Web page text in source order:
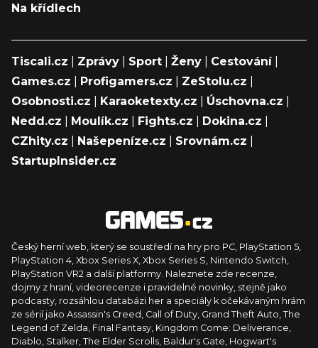
Na křídlech
Tiscali.cz Zprávy Sport Ženy Cestování|
Games.cz
Profigamers.cz ZeStolu.cz
Osobnosti.cz
Karaoketexty.cz Úschovna.cz
Nedd.cz
Moulík.cz Fights.cz Dokina.cz
CZhity.cz
Našepeníze.cz Srovnám.cz
StartupInsider.cz
Český herní web, který se soustředí na hry pro PC, PlayStation 5,
PlayStation 4, Xbox Series X, Xbox Series S, Nintendo Switch,
PlayStation VR2 a další platformy. Naleznete zde recenze,
dojmy z hraní, videorecenze i pravidelné novinky, stejně jako
podcasty, rozsáhlou databázi her a speciály k očekávaným hrám
ze sérií jako Assassin's Creed, Call of Duty, Grand Theft Auto, The
Legend of Zelda, Final Fantasy, Kingdom Come: Deliverance,
Diablo, Stalker, The Elder Scrolls, Baldur's Gate, Hogwart's